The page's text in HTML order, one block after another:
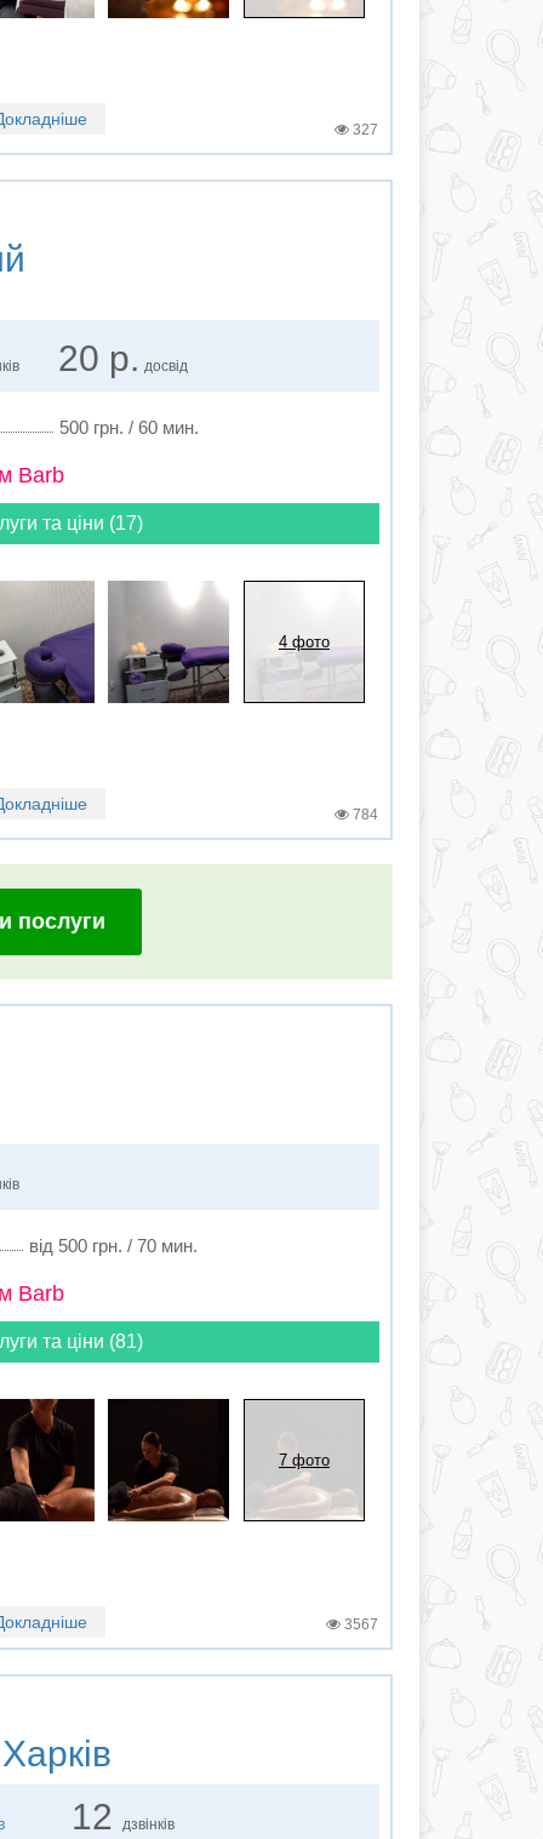
327
20 р. досвід
500 грн. / 60 мин.
Barb
та ціни (17)
4 фото
784
послуги
від 500 грн. / 70 мин.
Barb
та ціни (81)
7 фото
3567
12 дзвінків